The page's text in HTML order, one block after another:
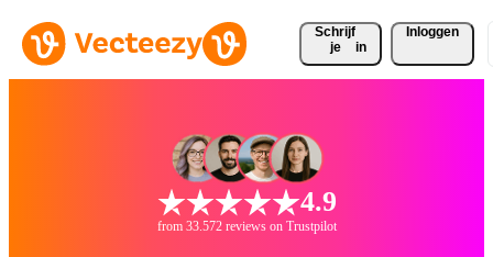
Schrijf
je
in
Inloggen
4.9
from 33.572 reviews on Trustpilot